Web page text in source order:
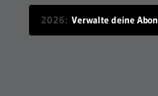
2026 Verwalte deine